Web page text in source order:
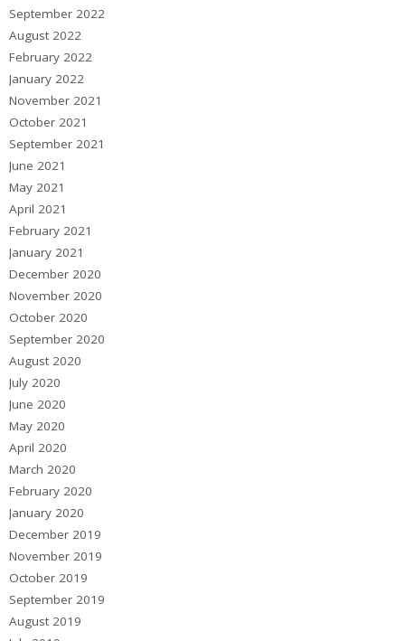
September 2022
August 2022
February 2022
January 2022
November 2021
October 2021
September 2021
June 2021
May 2021
April 2021
February 2021
January 2021
December 2020
November 2020
October 2020
September 2020
August 2020
July 2020
June 2020
May 2020
April 2020
March 2020
February 2020
January 2020
December 2019
November 2019
October 2019
September 2019
August 2019